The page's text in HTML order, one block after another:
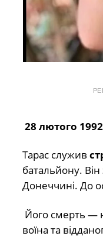
28 лютого
Тарас служив
батальйону.
Донеччині. До
Його смерть —
воїна та